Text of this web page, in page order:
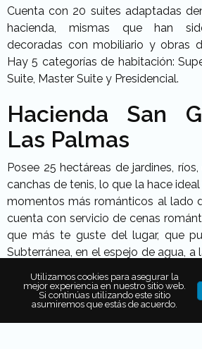
Cuenta con 20 suites adaptadas
hacienda, mismas que han
decoradas con mobiliario y obras
Hay 5 categorías de habitación:
Suite, Master Suite y Presidencial.
Hacienda San
Las Palmas
Posee 25 hectáreas de jardines,
canchas de tenis, lo que la hace
momentos más románticos al lado
cuenta con servicio de cenas
que más te guste del lugar, que
Subterránea, en el espejo de agua,
Utilizamos cookies para asegurar la
mejor experiencia en nuestro sitio web.
Si continúas utilizando este sitio
asumiremos que estás de acuerdo.